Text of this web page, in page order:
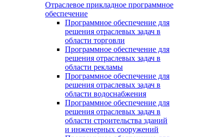
Отраслевое прикладное программное
обеспечение
Программное обеспечение для
решения отраслевых задач в
области торговли
Программное обеспечение для
решения отраслевых задач в
области рекламы
Программное обеспечение для
решения отраслевых задач в
области водоснабжения
Программное обеспечение для
решения отраслевых задач в
области строительства зданий
и инженерных сооружений